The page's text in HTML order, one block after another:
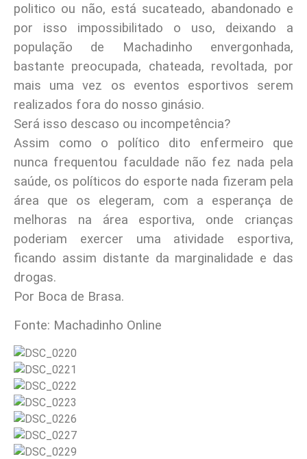
politico ou não, está sucateado, abandonado e
por isso impossibilitado o uso, deixando a
população de Machadinho envergonhada,
bastante preocupada, chateada, revoltada, por
mais uma vez os eventos esportivos serem
realizados fora do nosso ginásio.
Será isso descaso ou incompetência?
Assim como o político dito enfermeiro que
nunca frequentou faculdade não fez nada pela
saúde, os políticos do esporte nada fizeram pela
área que os elegeram, com a esperança de
melhoras na área esportiva, onde crianças
poderiam exercer uma atividade esportiva,
ficando assim distante da marginalidade e das
drogas.
Por Boca de Brasa.
Fonte: Machadinho Online